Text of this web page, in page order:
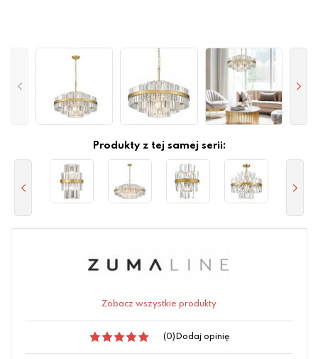
Produkty z tej samej serii:
Zobacz wszystkie produkty
(0) Dodaj opinię